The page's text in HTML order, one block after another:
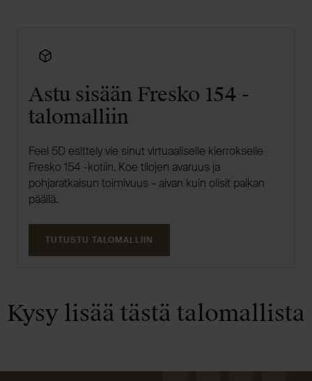
Astu sisään Fresko 154 -
talomalliin
Feel 5D esittely vie sinut virtuaaliselle kierrokselle
Fresko 154 -kotiin. Koe tilojen avaruus ja
pohjaratkaisun toimivuus – aivan kuin olisit paikan
päällä.
TUTUSTU TALOMALLIIN
Kysy lisää tästä talomallista